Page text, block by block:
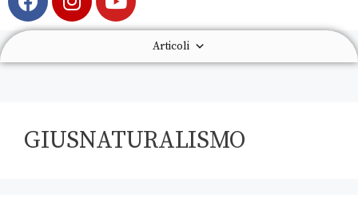
Articoli
GIUSNATURALISMO